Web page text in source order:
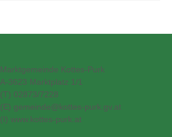
Marktgemeinde Kottes-Purk
A-3623 Marktplatz 1/1
(T) 02873/7228
(E) gemeinde@kottes-purk.gv.at
(I) www.kottes-purk.at